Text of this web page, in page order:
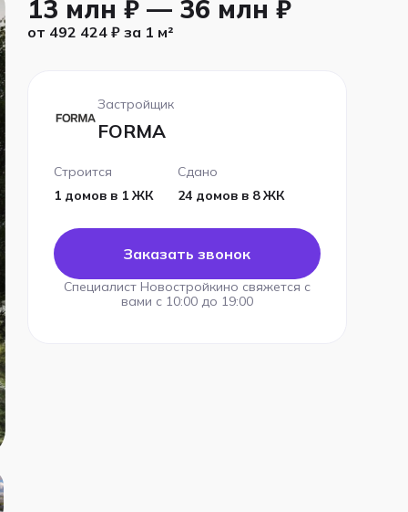
13 млн ₽ — 36 млн ₽
от 492 424 ₽ за 1 м²
Застройщик
FORMA
Строится
1 домов в 1 ЖК
Сдано
24 домов в 8 ЖК
Заказать звонок
Специалист Новостройкино свяжется с
вами с 10:00 до 19:00